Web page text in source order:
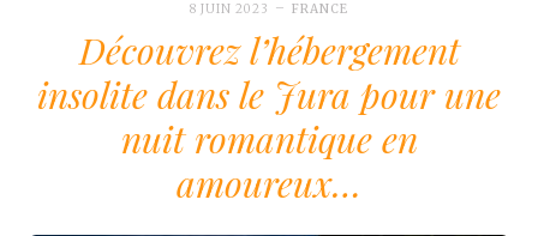
8 JUIN 2023 FRANCE
Découvrez l’hébergement
insolite dans le Jura pour une
nuit romantique en
amoureux…